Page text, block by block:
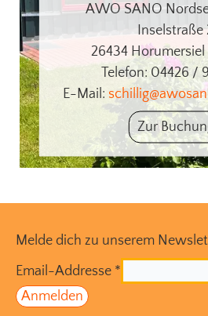
AWO SANO
Inselstraße
26434
Telefon: 04426 /
E-Mail:
Zur
Melde dich zu unserem
Email-Addresse *